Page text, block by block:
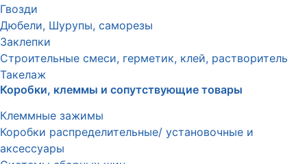
Гвозди
Дюбели, Шурупы, саморезы
Заклепки
Строительные смеси, герметик, клей, растворитель
Такелаж
Коробки, клеммы и сопутствующие товары
Клеммные зажимы
Коробки распределительные/ установочные и
аксессуары